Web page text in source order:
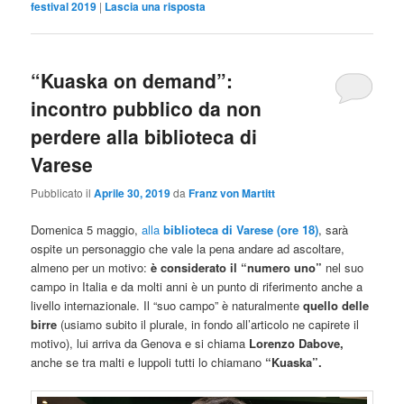
festival 2019 | Lascia una risposta
“Kuaska on demand”:
incontro pubblico da non
perdere alla biblioteca di
Varese
Pubblicato ilAprile 30, 2019daFranz von Martitt
Domenica 5 maggio,alla biblioteca di Varese (ore 18), sarà
ospite un personaggio che vale la pena andare ad ascoltare,
almeno per un motivo:è considerato il “numero uno” nel suo
campo in Italia e da molti anni è un punto di riferimento anche a
livello internazionale. Il “suo campo” è naturalmentequello delle
birre (usiamo subito il plurale, in fondo all’articolo ne capirete il
motivo), lui arriva da Genova e si chiama Lorenzo Dabove,
anche se tra malti e luppoli tutti lo chiamano “Kuaska”.